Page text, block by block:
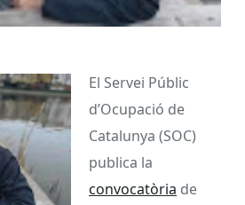
El Servei Públic
d’Ocupació de
Catalunya (SOC)
publica la
convocatòria de